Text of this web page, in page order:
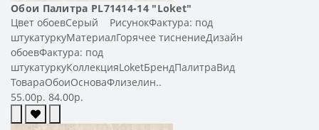
Обои Палитра PL71414-14 "Loket"
Цвет обоевСерый РисунокФактура: под
штукатуркуМатериалГорячее тиснениеДизайн
обоевФактура: под
штукатуркуКоллекцияLoketБрендПалитраВид
ТовараОбоиОсноваФлизелин..
55.00р. 84.00р.